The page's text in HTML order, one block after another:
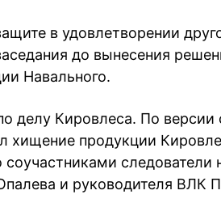
в удовлетворении
до вынесения
Навального.
делу Кировлеса. По версии
хищение продукции
следователи
и руководителя ВЛК